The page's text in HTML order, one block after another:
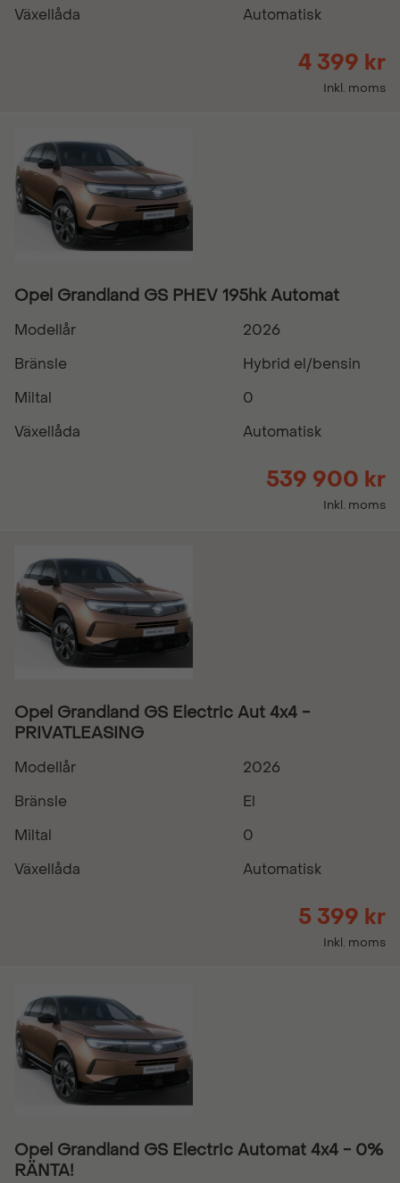
Växellåda
Automatisk
4 399 kr
Inkl. moms
Opel Grandland GS PHEV 195hk Automat
Modellår
2026
Bränsle
Hybrid el/bensin
Miltal
0
Växellåda
Automatisk
539 900 kr
Inkl. moms
Opel Grandland GS Electric Aut 4x4 -
PRIVATLEASING
Modellår
2026
Bränsle
El
Miltal
0
Växellåda
Automatisk
5 399 kr
Inkl. moms
Opel Grandland GS Electric Automat 4x4 - 0%
RÄNTA!